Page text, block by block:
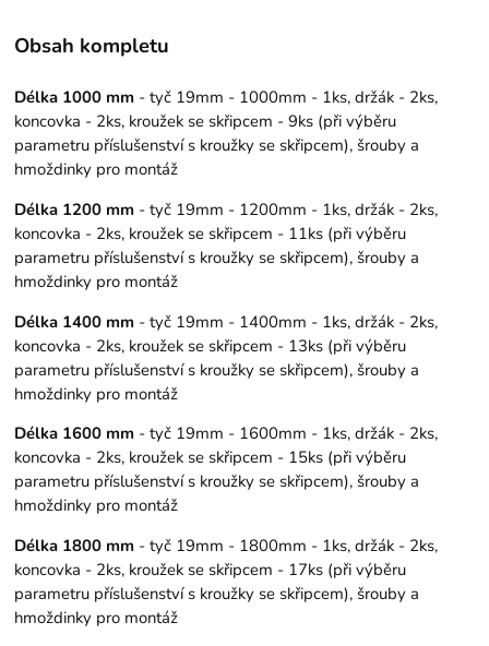
Obsah kompletu
Délka 1000 mm - tyč 19mm - 1000mm - 1ks, držák - 2ks,
koncovka - 2ks, kroužek se skřipcem - 9ks (při výběru
parametru příslušenství s kroužky se skřipcem), šrouby a
hmoždinky pro montáž
Délka 1200 mm - tyč 19mm - 1200mm - 1ks, držák - 2ks,
koncovka - 2ks, kroužek se skřipcem - 11ks (při výběru
parametru příslušenství s kroužky se skřipcem), šrouby a
hmoždinky pro montáž
Délka 1400 mm - tyč 19mm - 1400mm - 1ks, držák - 2ks,
koncovka - 2ks, kroužek se skřipcem - 13ks (při výběru
parametru příslušenství s kroužky se skřipcem), šrouby a
hmoždinky pro montáž
Délka 1600 mm - tyč 19mm - 1600mm - 1ks, držák - 2ks,
koncovka - 2ks, kroužek se skřipcem - 15ks (při výběru
parametru příslušenství s kroužky se skřipcem), šrouby a
hmoždinky pro montáž
Délka 1800 mm - tyč 19mm - 1800mm - 1ks, držák - 2ks,
koncovka - 2ks, kroužek se skřipcem - 17ks (při výběru
parametru příslušenství s kroužky se skřipcem), šrouby a
hmoždinky pro montáž